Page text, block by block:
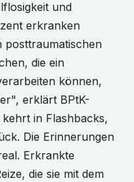
und
erkranken
posttraumatischen
die ein
können,
erklärt BPtK-
kehrt in Flashbacks,
Die Erinnerungen
Erkrankte
die sie mit dem